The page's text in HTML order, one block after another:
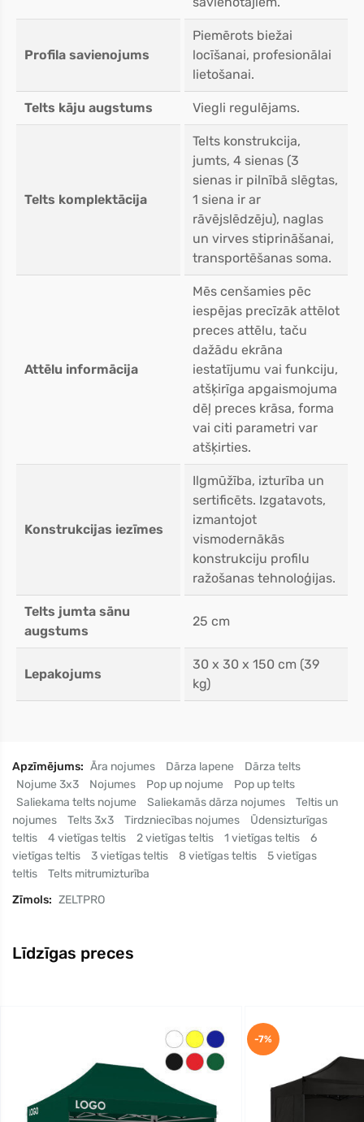
Profila savienojums
Piemērots biežai
locīšanai, profesionālai
lietošanai.
Telts kāju augstums Viegli regulējams.
Telts komplektācija
Telts konstrukcija,
jumts, 4 sienas (3
sienas ir pilnībā slēgtas,
1 siena ir ar
rāvējslēdzēju), naglas
un virves stiprināšanai,
transportēšanas soma.
Attēlu informācija
Mēs cenšamies pēc
iespējas precīzāk attēlot
preces attēlu, taču
dažādu ekrāna
iestatījumu vai funkciju,
atšķirīga apgaismojuma
dēļ preces krāsa, forma
vai citi parametri var
atšķirties.
Konstrukcijas iezīmes
Ilgmūžība, izturība un
sertificēts. Izgatavots,
izmantojot
vismodernākās
konstrukciju profilu
ražošanas tehnoloģijas.
Telts jumta sānu
augstums
25 cm
Lepakojums
30 x 30 x 150 cm (39
kg)
Apzīmējums: Āra nojumes Dārza lapene
Dārza telts
Nojume 3x3
Nojumes Pop up nojume
Pop up telts
Saliekama telts nojume
Saliekamās dārza nojumes
Teltis un
nojumes
Telts 3x3 Tirdzniecības nojumes
Ūdensizturīgas
teltis
4 vietīgas teltis 2 vietīgas teltis 1 vietīgas teltis
6
vietīgas teltis
3 vietīgas teltis 8 vietīgas teltis
5 vietīgas
teltis
Telts mitrumizturība
Zīmols: ZELTPRO
Līdzīgas preces
-7%